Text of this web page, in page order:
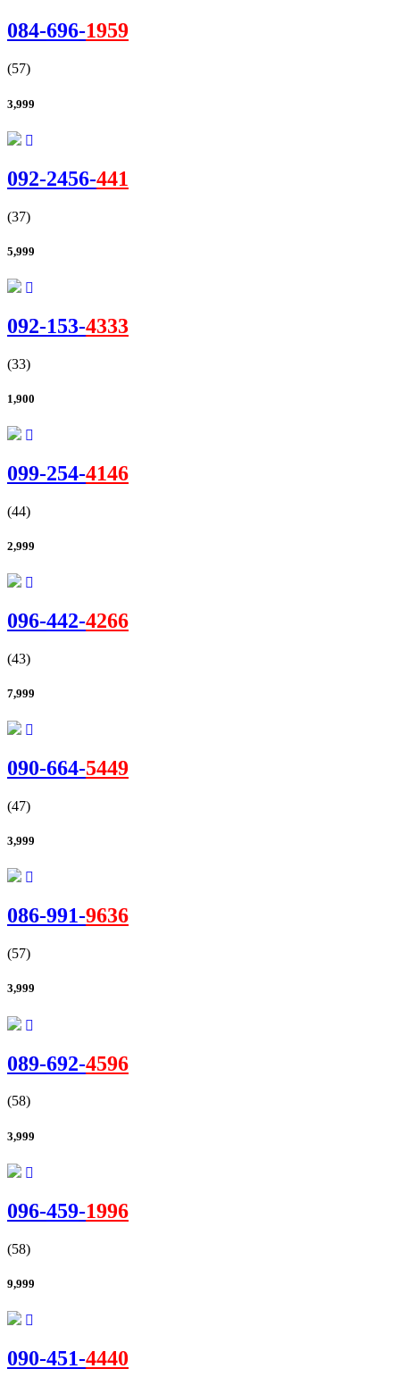
084-696-1959
(57)
3,999
092-2456-441
(37)
5,999
092-153-4333
(33)
1,900
099-254-4146
(44)
2,999
096-442-4266
(43)
7,999
090-664-5449
(47)
3,999
086-991-9636
(57)
3,999
089-692-4596
(58)
3,999
096-459-1996
(58)
9,999
090-451-4440